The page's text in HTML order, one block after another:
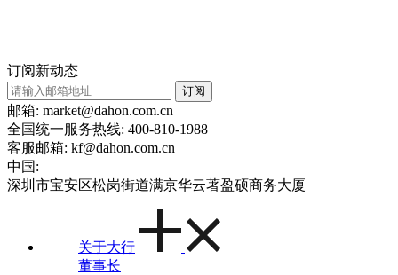
订阅新动态
订阅
邮箱: market@dahon.com.cn
全国统一服务热线: 400-810-1988
客服邮箱: kf@dahon.com.cn
中国:
深圳市宝安区松岗街道满京华云著盈硕商务大厦
关于大行
董事长